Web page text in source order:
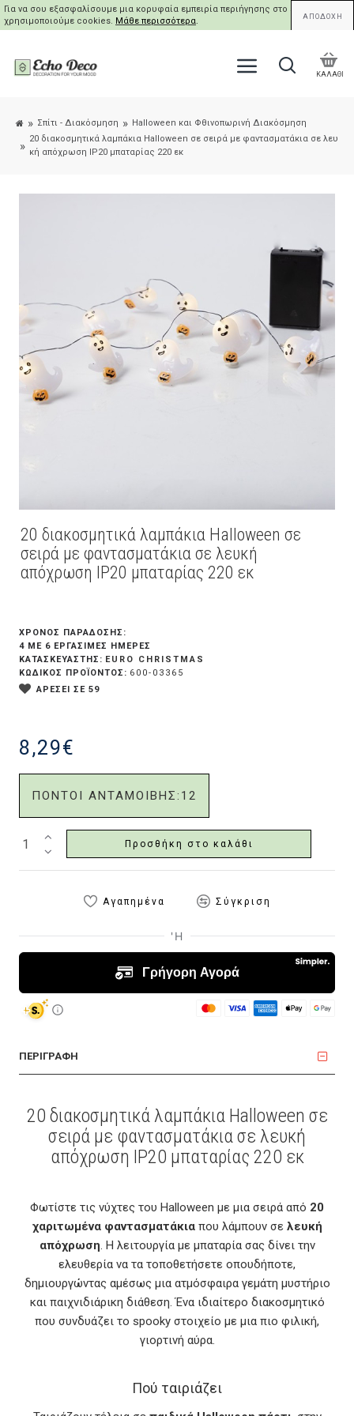
Για να σου εξασφαλίσουμε μια κορυφαία εμπειρία περιήγησης στο site μας,
χρησιμοποιούμε cookies. Μάθε περισσότερα. ΑΠΟΔΟΧΗ
ΚΑΛΑΘΙ
Σπίτι - Διακόσμηση
Halloween και Φθινοπωρινή Διακόσμηση
20 διακοσμητικά λαμπάκια Halloween σε σειρά με φαντασματάκια σε λευ
κή απόχρωση IP20 μπαταρίας 220 εκ
20 διακοσμητικά λαμπάκια Halloween σε
σειρά με φαντασματάκια σε λευκή
απόχρωση IP20 μπαταρίας 220 εκ
8,29€
ΠΟΝΤΟΙ ΑΝΤΑΜΟΙΒΗΣ: 12
ΧΡΟΝΟΣ ΠΑΡΑΔΟΣΗΣ:
4 ΜΕ 6 ΕΡΓΆΣΙΜΕΣ ΗΜΈΡΕΣ
ΚΑΤΑΣΚΕΥΑΣΤΗΣ: EURO CHRISTMAS
ΚΩΔΙΚΟΣ ΠΡΟΪΟΝΤΟΣ: 600-03365
ΑΡΕΣΕΙ ΣΕ 59
Προσθήκη στο καλάθι
Αγαπημένα Σύγκριση
ΠΕΡΙΓΡΑΦΗ
20 διακοσμητικά λαμπάκια Halloween σε
σειρά με φαντασματάκια σε λευκή
απόχρωση IP20 μπαταρίας 220 εκ
Φωτίστε τις νύχτες του Halloween με μια σειρά από 20
χαριτωμένα φαντασματάκιαπου λάμπουν σε λευκή
απόχρωση. Η λειτουργία με μπαταρία σας δίνει την
ελευθερία να τα τοποθετήσετε οπουδήποτε,
δημιουργώντας αμέσως μια ατμόσφαιρα γεμάτη μυστήριο
και παιχνιδιάρικη διάθεση. Ένα ιδιαίτερο διακοσμητικό
που συνδυάζει το spooky στοιχείο με μια πιο φιλική,
γιορτινή αύρα.
Πού ταιριάζει